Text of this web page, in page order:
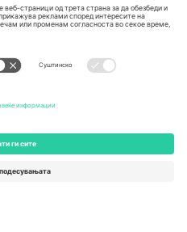
167 City Road, London, Greater
Kingdom
Engelberg, Switzerland